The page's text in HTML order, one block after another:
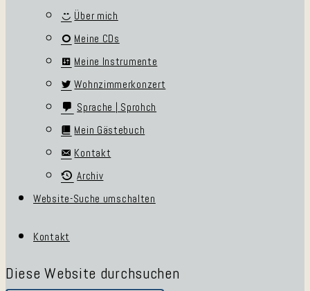
Über mich
Meine CDs
Meine Instrumente
Wohnzimmerkonzert
Sprache | Sprohch
Mein Gästebuch
Kontakt
Archiv
Website-Suche umschalten
Kontakt
Diese Website durchsuchen